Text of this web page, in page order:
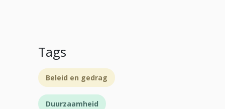
Tags
Beleid en gedrag
Duurzaamheid